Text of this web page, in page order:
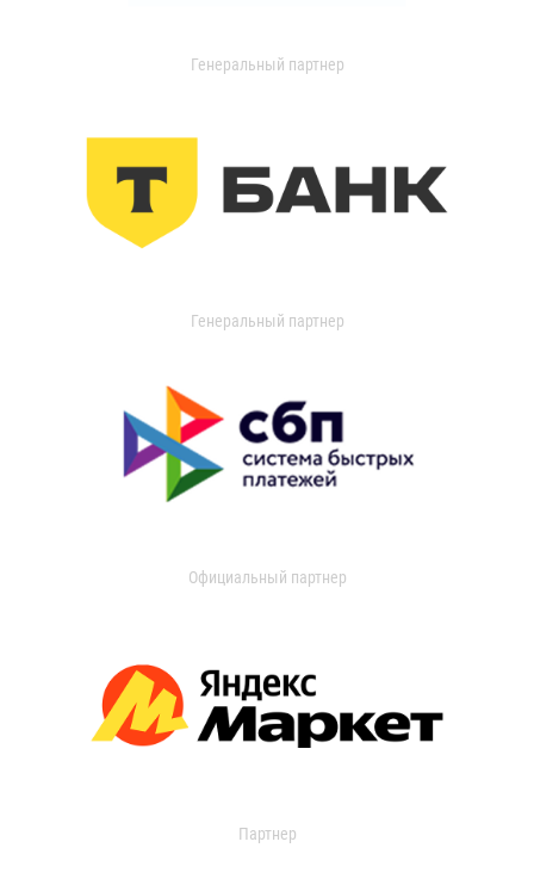
Генеральный партнер
Генеральный партнер
Официальный партнер
Партнер